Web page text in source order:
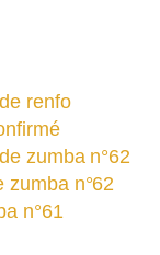
renfo
zumba n°62
zumba n°62
n°61